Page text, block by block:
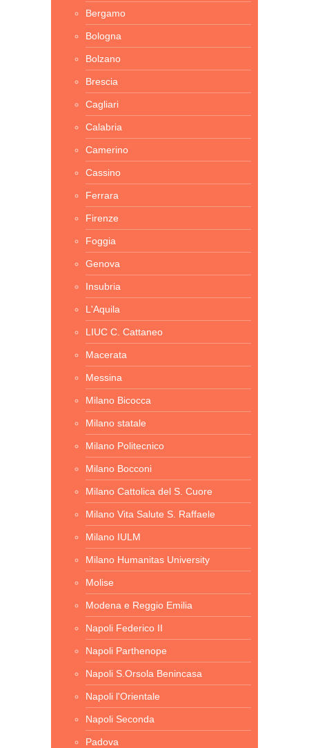
Bergamo
Bologna
Bolzano
Brescia
Cagliari
Calabria
Camerino
Cassino
Ferrara
Firenze
Foggia
Genova
Insubria
L'Aquila
LIUC C. Cattaneo
Macerata
Messina
Milano Bicocca
Milano statale
Milano Politecnico
Milano Bocconi
Milano Cattolica del S. Cuore
Milano Vita Salute S. Raffaele
Milano IULM
Milano Humanitas University
Molise
Modena e Reggio Emilia
Napoli Federico II
Napoli Parthenope
Napoli S.Orsola Benincasa
Napoli l'Orientale
Napoli Seconda
Padova